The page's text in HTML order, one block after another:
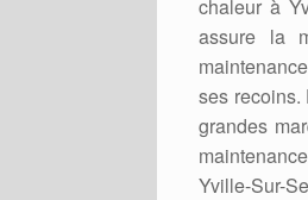
chaleur à
assure la
ses recoins.
grandes
Yville-Sur-